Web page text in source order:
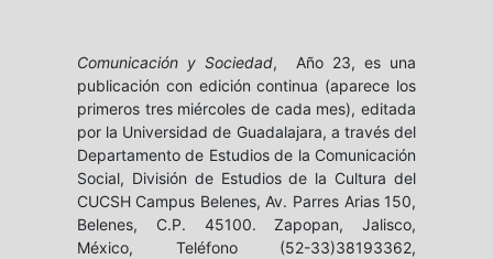
Comunicación y Sociedad, Año 23, es una
publicación con edición continua (aparece los
primeros tres miércoles de cada mes), editada
por la Universidad de Guadalajara, a través del
Departamento de Estudios de la Comunicación
Social, División de Estudios de la Cultura del
CUCSH Campus Belenes, Av. Parres Arias 150,
Belenes, C.P. 45100. Zapopan, Jalisco,
México, Teléfono (52-33)38193362,